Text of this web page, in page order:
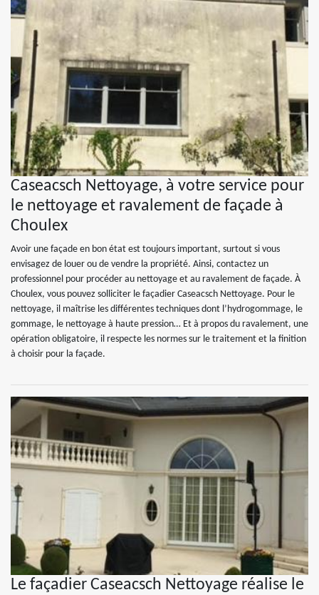
Caseacsch Nettoyage, à votre service pour
le nettoyage et ravalement de façade à
Choulex
Avoir une façade en bon état est toujours important, surtout si vous
envisagez de louer ou de vendre la propriété. Ainsi, contactez un
professionnel pour procéder au nettoyage et au ravalement de façade. À
Choulex, vous pouvez solliciter le façadier Caseacsch Nettoyage. Pour le
nettoyage, il maîtrise les différentes techniques dont l’hydrogommage, le
gommage, le nettoyage à haute pression… Et à propos du ravalement, une
opération obligatoire, il respecte les normes sur le traitement et la finition
à choisir pour la façade.
Le façadier Caseacsch Nettoyage réalise le